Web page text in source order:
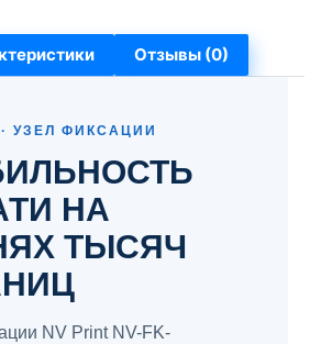
Отзывы (0)
· УЗЕЛ ФИКСАЦИИ
НА
ТЫСЯЧ
NV Print NV-FK-